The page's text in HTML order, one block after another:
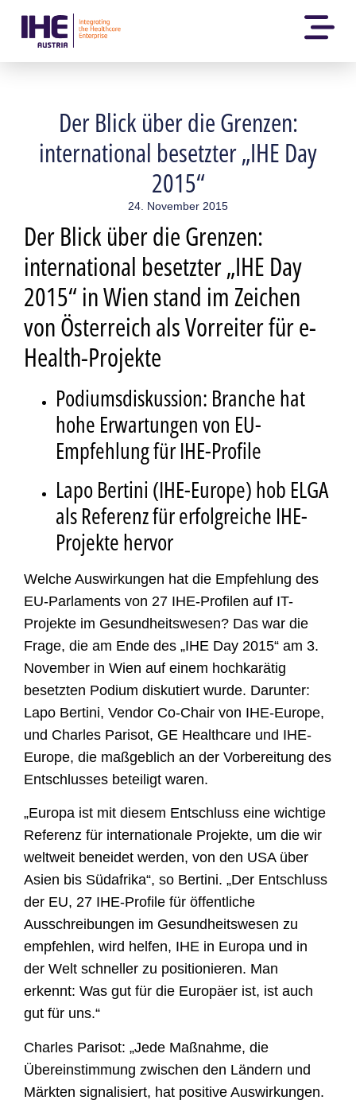
Der Blick über die Grenzen:
international besetzter „IHE Day
2015“
24. November 2015
Der Blick über die Grenzen:
international besetzter „IHE Day
2015“ in Wien stand im Zeichen
von Österreich als Vorreiter für e-
Health-Projekte
Podiumsdiskussion: Branche hat
hohe Erwartungen von EU-
Empfehlung für IHE-Profile
Lapo Bertini (IHE-Europe) hob ELGA
als Referenz für erfolgreiche IHE-
Projekte hervor
Welche Auswirkungen hat die Empfehlung des
EU-Parlaments von 27 IHE-Profilen auf IT-
Projekte im Gesundheitswesen? Das war die
Frage, die am Ende des „IHE Day 2015“ am 3.
November in Wien auf einem hochkarätig
besetzten Podium diskutiert wurde. Darunter:
Lapo Bertini, Vendor Co-Chair von IHE-Europe,
und Charles Parisot, GE Healthcare und IHE-
Europe, die maßgeblich an der Vorbereitung des
Entschlusses beteiligt waren.
„Europa ist mit diesem Entschluss eine wichtige
Referenz für internationale Projekte, um die wir
weltweit beneidet werden, von den USA über
Asien bis Südafrika“, so Bertini. „Der Entschluss
der EU, 27 IHE-Profile für öffentliche
Ausschreibungen im Gesundheitswesen zu
empfehlen, wird helfen, IHE in Europa und in
der Welt schneller zu positionieren. Man
erkennt: Was gut für die Europäer ist, ist auch
gut für uns.“
Charles Parisot: „Jede Maßnahme, die
Übereinstimmung zwischen den Ländern und
Märkten signalisiert, hat positive Auswirkungen.